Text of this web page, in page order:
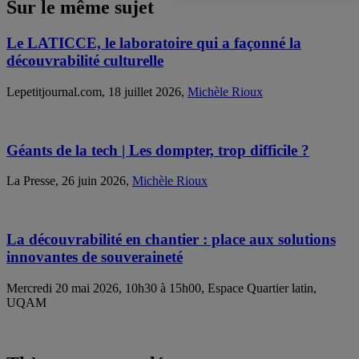
Sur le même sujet
Le LATICCE, le laboratoire qui a façonné la
découvrabilité culturelle
Lepetitjournal.com, 18 juillet 2026, Michèle Rioux
Géants de la tech | Les dompter, trop difficile ?
La Presse, 26 juin 2026, Michèle Rioux
La découvrabilité en chantier : place aux solutions
innovantes de souveraineté
Mercredi 20 mai 2026, 10h30 à 15h00, Espace Quartier latin,
UQAM